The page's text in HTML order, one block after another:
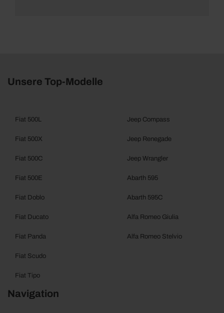
Unsere Top-Modelle
Fiat 500L
Fiat 500X
Fiat 500C
Fiat 500E
Fiat Doblo
Fiat Ducato
Fiat Panda
Fiat Scudo
Fiat Tipo
Jeep Compass
Jeep Renegade
Jeep Wrangler
Abarth 595
Abarth 595C
Alfa Romeo Giulia
Alfa Romeo Stelvio
Navigation